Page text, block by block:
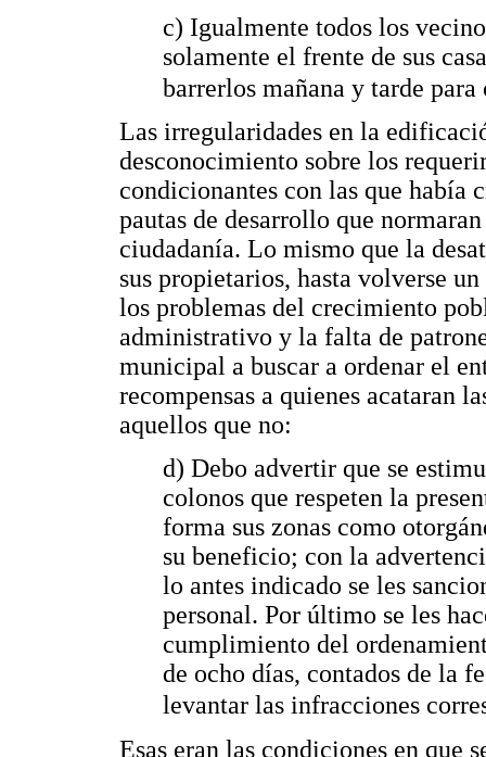
c) Igualmente todos los
solamente el frente de sus
barrerlos mañana y tarde
Las irregularidades en la
desconocimiento sobre los
condicionantes con las que había
pautas de desarrollo que
ciudadanía. Lo mismo que la
sus propietarios, hasta volverse
los problemas del crecimiento
administrativo y la falta de
municipal a buscar a ordenar el
recompensas a quienes acataran
aquellos que no:
d) Debo advertir que se
colonos que respeten la
forma sus zonas como
su beneficio; con la
lo antes indicado se les
personal. Por último se les
cumplimiento del
de ocho días, contados de la
levantar las infracciones
Esas eran las condiciones en que